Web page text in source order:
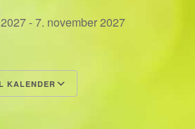
- 7. november 2027
KALENDER